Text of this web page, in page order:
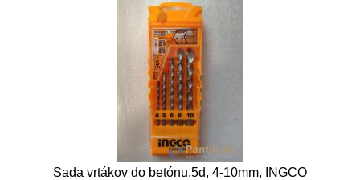
Sada vrtákov do betónu,5d, 4-10mm, INGCO